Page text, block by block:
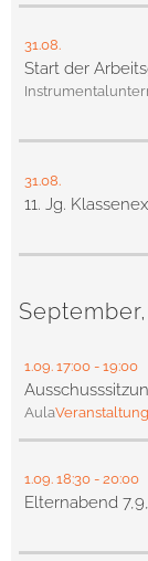
31.08.
Start der
31.08.
11. Jg.
1.09. 17:00 - 19:00
AulaVeranstaltung
1.09. 18:30 - 20:00
Elternabend